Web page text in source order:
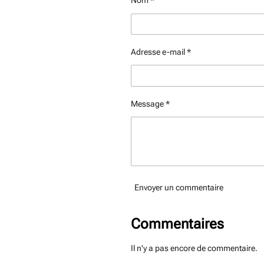
r
Adresse e-mail *
Message *
Envoyer un commentaire
Commentaires
Il n'y a pas encore de commentaire.